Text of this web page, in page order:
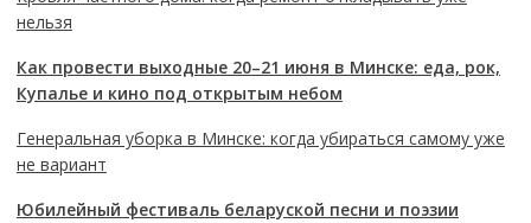
нельзя
Как провести выходные 20–21 июня в Минске: еда, рок,
Купалье и кино под открытым небом
Генеральная уборка в Минске: когда убираться самому уже
не вариант
Юбилейный фестиваль беларуской песни и поэзии